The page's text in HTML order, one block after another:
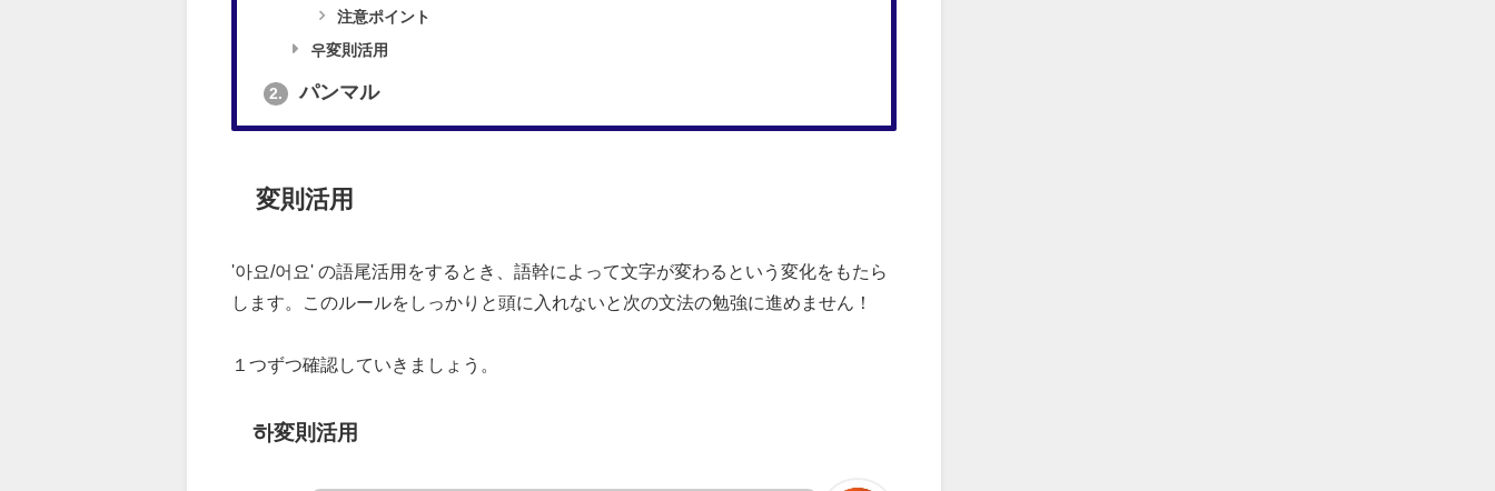
注意ポイント
우変則活用
2. パンマル
変則活用
'아요/어요' の語尾活用をするとき、語幹によって文字が変わるという変化をもたら
します。このルールをしっかりと頭に入れないと次の文法の勉強に進めません！
１つずつ確認していきましょう。
하変則活用